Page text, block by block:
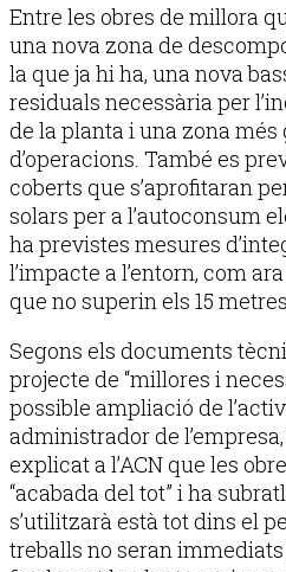
Entre les obres de millora
una nova zona de
la que ja hi ha, una nova
residuals necessària per
de la planta i una zona
d’operacions. També es
coberts que s’aprofitaran
solars per a l’autoconsum
ha previstes mesures
l’impacte a l’entorn, com
que no superin els 15 metres.
Segons els documents
projecte de “millores i
possible ampliació de
administrador de
explicat a l’ACN que les
“acabada del tot” i ha
s’utilitzarà està tot dins el
treballs no seran